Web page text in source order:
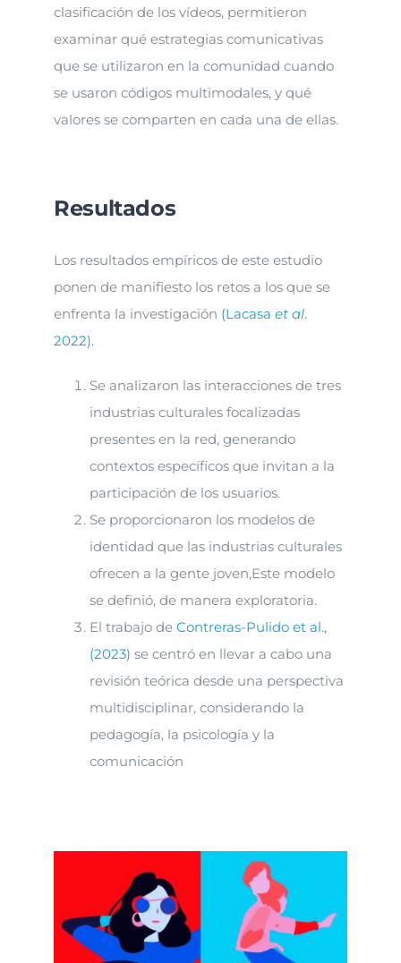
clasificación de los vídeos, permitieron
examinar qué estrategias comunicativas
que se utilizaron en la comunidad cuando
se usaron códigos multimodales, y qué
valores se comparten en cada una de ellas.
Resultados
Los resultados empíricos de este estudio
ponen de manifiesto los retos a los que se
enfrenta la investigación (Lacasa et al.
2022).
Se analizaron las interacciones de tres
industrias culturales focalizadas
presentes en la red, generando
contextos específicos que invitan a la
participación de los usuarios.
Se proporcionaron los modelos de
identidad que las industrias culturales
ofrecen a la gente joven,Este modelo
se definió, de manera exploratoria.
El trabajo de Contreras-Pulido et al.,
(2023) se centró en llevar a cabo una
revisión teórica desde una perspectiva
multidisciplinar, considerando la
pedagogía, la psicología y la
comunicación